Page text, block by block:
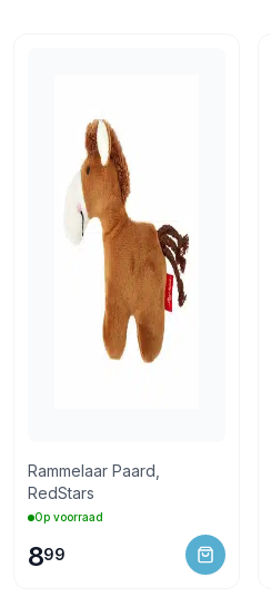
Rammelaar Paard,
RedStars
Op voorraad
899